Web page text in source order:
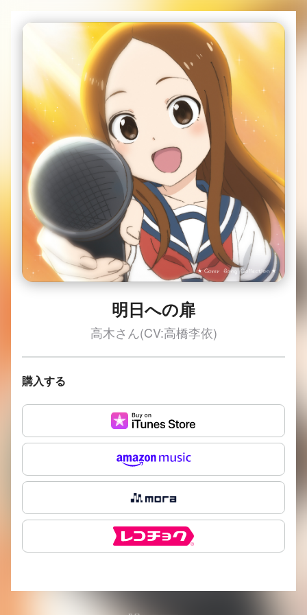
明日への扉
高木さん(CV:高橋李依)
購入する